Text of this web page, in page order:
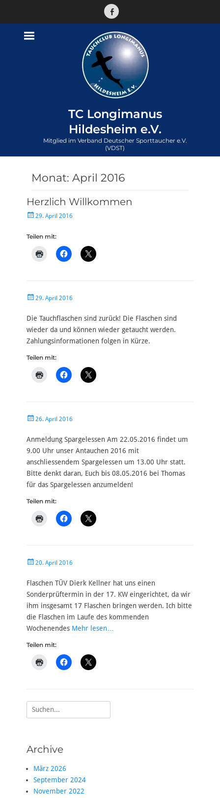
Facebook
TC Longimanus
Hildesheim e.V.
Mitglied im Verband Deutscher Sporttaucher e.V.
(VDST)
Monat: April 2016
Herzlich Willkommen
Veröffentlicht
29. April 2016
Teilen mit:
Veröffentlicht
29. April 2016
Die Tauchflaschen sind zurück! Die Flaschen sind
wieder da und können wieder getaucht werden.
Zahlungsinformationen folgen in Kürze.
Teilen mit:
Veröffentlicht
26. April 2016
Anmeldung Spargelessen Am 22.05.2016 findet um
9.00 Uhr unser Antauchen 2016 mit
anschliessendem Spargelessen um 13.00 Uhr statt.
Bitte denkt daran, Euch bis 08.05.2016 bei Thomas
für das Spargelessen anzumelden!
Teilen mit:
Veröffentlicht
20. April 2016
Flaschen TÜV Dierk Kellner hat uns einen
Sonderprüftermin in der 17. KW eingerichtet, da wir
ihm insgesamt 17 Flaschen bringen werden. Ich bitte
die Flaschen im Laufe des kommenden
Wochenendes Mehr lesen…
Teilen mit:
Suche
nach:
Archive
März 2026
September 2024
November 2022